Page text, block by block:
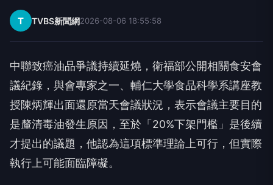
T TVBS新聞網2026-08-06 18:55:58
中聯致癌油品爭議持續延燒，衛福部公開相關食安會
議紀錄，與會專家之一、輔仁大學食品科學系講座教
授陳炳輝出面還原當天會議狀況，表示會議主要目的
是釐清毒油發生原因，至於「20%下架門檻」是後續
才提出的議題，他認為這項標準理論上可行，但實際
執行上可能面臨障礙。